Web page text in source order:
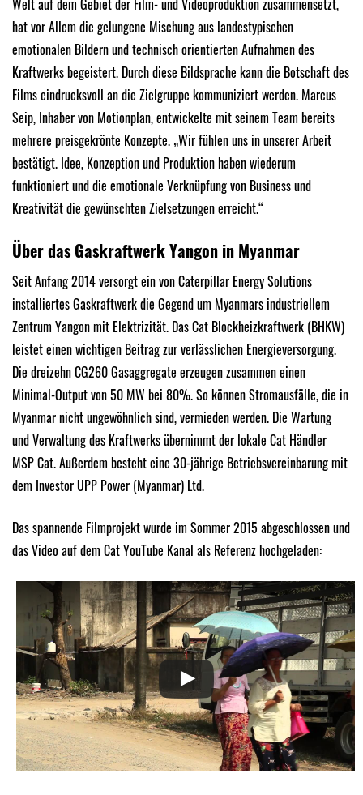
Welt auf dem Gebiet der Film- und Videoproduktion zusammensetzt,
hat vor Allem die gelungene Mischung aus landestypischen
emotionalen Bildern und technisch orientierten Aufnahmen des
Kraftwerks begeistert. Durch diese Bildsprache kann die Botschaft des
Films eindrucksvoll an die Zielgruppe kommuniziert werden. Marcus
Seip, Inhaber von Motionplan, entwickelte mit seinem Team bereits
mehrere preisgekrönte Konzepte. „Wir fühlen uns in unserer Arbeit
bestätigt. Idee, Konzeption und Produktion haben wiederum
funktioniert und die emotionale Verknüpfung von Business und
Kreativität die gewünschten Zielsetzungen erreicht.“
Über das Gaskraftwerk Yangon in Myanmar
Seit Anfang 2014 versorgt ein von Caterpillar Energy Solutions
installiertes Gaskraftwerk die Gegend um Myanmars industriellem
Zentrum Yangon mit Elektrizität. Das Cat Blockheizkraftwerk (BHKW)
leistet einen wichtigen Beitrag zur verlässlichen Energieversorgung.
Die dreizehn CG260 Gasaggregate erzeugen zusammen einen
Minimal-Output von 50 MW bei 80%. So können Stromausfälle, die in
Myanmar nicht ungewöhnlich sind, vermieden werden. Die Wartung
und Verwaltung des Kraftwerks übernimmt der lokale Cat Händler
MSP Cat. Außerdem besteht eine 30-jährige Betriebsvereinbarung mit
dem Investor UPP Power (Myanmar) Ltd.
Das spannende Filmprojekt wurde im Sommer 2015 abgeschlossen und
das Video auf dem Cat YouTube Kanal als Referenz hochgeladen: